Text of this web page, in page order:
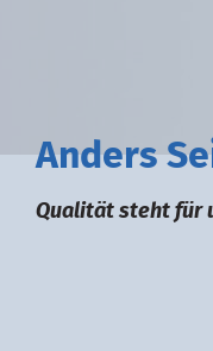
Anders S
Qualität steht für